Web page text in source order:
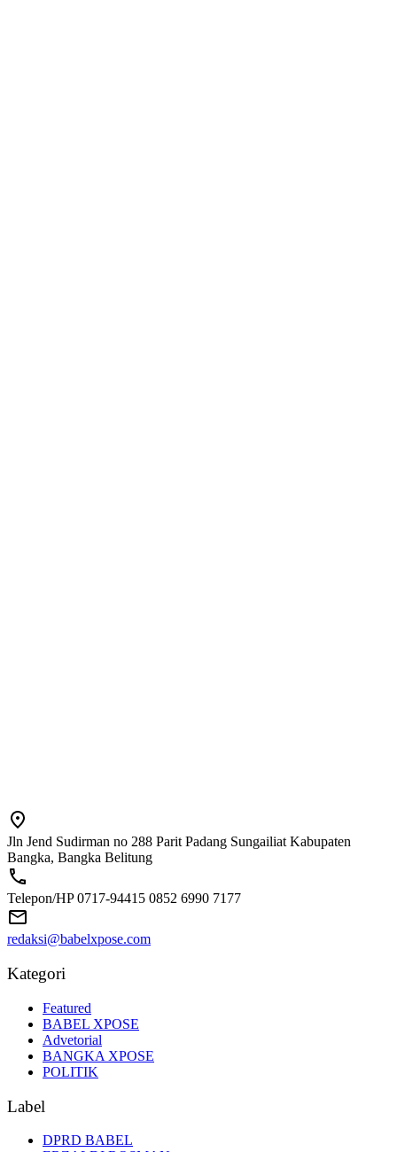
Jln Jend Sudirman no 288 Parit Padang Sungailiat Kabupaten
Bangka, Bangka Belitung
Telepon/HP 0717-94415 0852 6990 7177
redaksi@babelxpose.com
Kategori
Featured
BABEL XPOSE
Advetorial
BANGKA XPOSE
POLITIK
Label
DPRD BABEL